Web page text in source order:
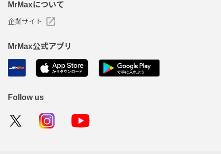
MrMaxについて
企業サイト
MrMax公式アプリ
Follow us